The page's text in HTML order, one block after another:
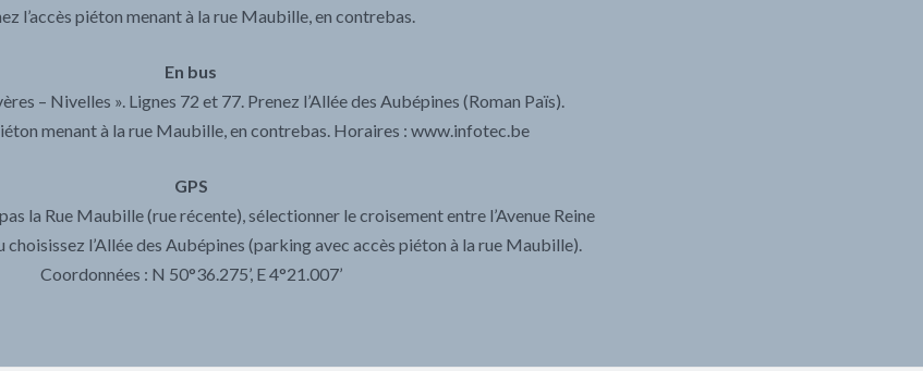
l’accès piéton menant à la rue Maubille, en contrebas.
En bus
– Nivelles ». Lignes 72 et 77. Prenez l’Allée des Aubépines (Roman Païs).
menant à la rue Maubille, en contrebas. Horaires : www.infotec.be
GPS
la Rue Maubille (rue récente), sélectionner le croisement entre l’Avenue Reine
l’Allée des Aubépines (parking avec accès piéton à la rue Maubille).
Coordonnées : N 50°36.275’, E 4°21.007’